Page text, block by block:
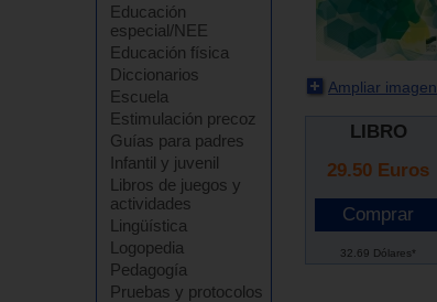
Educación
especial/NEE
Educación física
Diccionarios
Escuela
Estimulación precoz
Guías para padres
Infantil y juvenil
Libros de juegos y
actividades
Lingüística
Logopedia
Pedagogía
Pruebas y protocolos
Ampliar imagen
LIBRO
29.50 Euros
32.69 Dólares*